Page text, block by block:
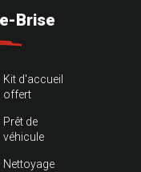
Brise
Kit d'accueil
offert
Prêt de
véhicule
Nettoyage